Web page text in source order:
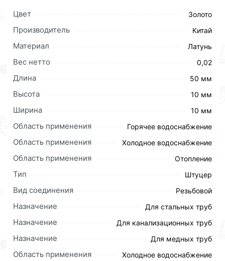
Для приобретения данной позиции, кликните
мышкой «Добавить в корзину»
или нажмите на
кнопку
. Также можете оформить
Условия доставки и цены на товар Штуцер
соединительный 1/2 500/10шт ViEiR действительны в
Москве и области.
Наши профессиональные менеджеры обработают
заказ и свяжутся с Вами для согласования условий
Цвет Золото
Производитель Китай
Материал Латунь
Вес нетто 0,02
Длина 50 мм
Высота 10 мм
Ширина 10 мм
Область применения Горячее водоснабжение
Область применения Холодное водоснабжение
Область применения Отопление
Тип Штуцер
Вид соединения Резьбовой
Назначение Для стальных труб
Назначение Для канализационных труб
Назначение Для медных труб
Область применения Холодное водоснабжение